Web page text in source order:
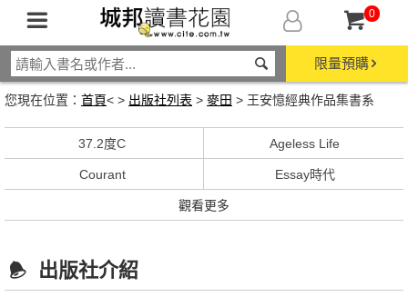
0
限量預購
您現在位置： 首頁< > 出版社列表 > 麥田 > 王安憶經典作品集書系
37.2度C Ageless Life
Courant Essay時代
觀看更多
出版社介紹